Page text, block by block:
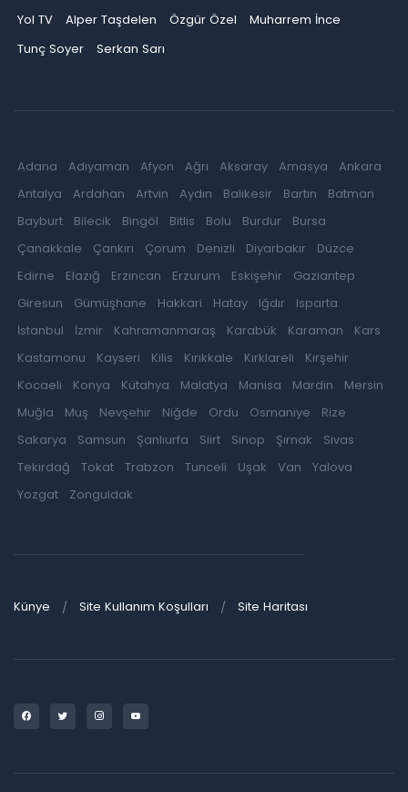
Yol TV
Alper Taşdelen Özgür Özel
Muharrem İnce
Tunç Soyer
Serkan Sarı
Adana Adıyaman Afyon Ağrı Aksaray Amasya
Ankara
Antalya
Ardahan Artvin Aydın Balıkesir Bartın
Batman
Bayburt
Bilecik Bingöl Bitlis Bolu Burdur
Bursa
Çanakkale
Çankırı Çorum Denizli Diyarbakır
Düzce
Edirne
Elazığ Erzincan Erzurum Eskişehir
Gaziantep
Giresun
Gümüşhane Hakkari Hatay Iğdır
Isparta
İstanbul
İzmir Kahramanmaraş Karabük Karaman
Kars
Kastamonu
Kayseri Kilis Kırıkkale Kırklareli
Kırşehir
Kocaeli
Konya Kütahya Malatya Manisa Mardin
Mersin
Muğla
Muş Nevşehir Niğde Ordu Osmaniye
Rize
Sakarya
Samsun Şanlıurfa Siirt Sinop Şırnak
Sivas
Tekirdağ
Tokat Trabzon Tunceli Uşak Van
Yalova
Yozgat
Zonguldak
Künye Site Kullanım Koşulları Site Haritası